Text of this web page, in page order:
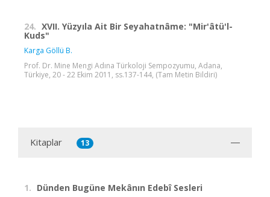
24. XVII. Yüzyıla Ait Bir Seyahatnâme: "Mir'âtü'l-
Kuds"
Karga Göllü B.
Prof. Dr. Mine Mengi Adına Türkoloji Sempozyumu, Adana,
Türkiye, 20 - 22 Ekim 2011, ss.137-144, (Tam Metin Bildiri)
Kitaplar 13
1. Dünden Bugüne Mekânın Edebî Sesleri